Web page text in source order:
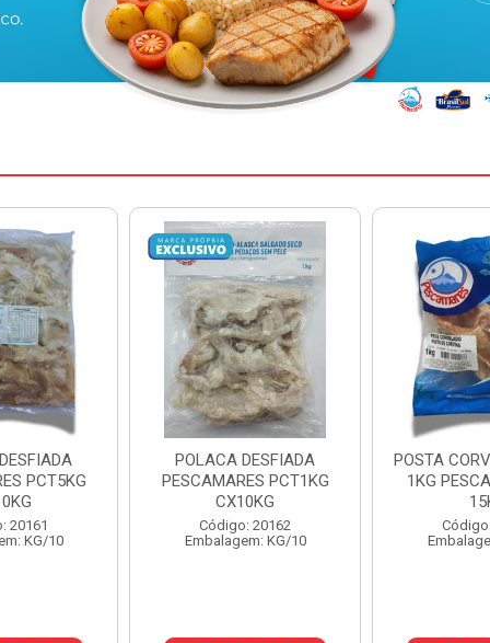
PCT1KG
20162
KG/10
POSTA CORVINA PACOTE
1KG PESCAMARES CX
15KG
Código: 22469
Embalagem: KG/15